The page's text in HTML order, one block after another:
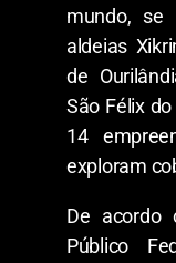
mundo, se
aldeias
de
São Félix
14
exploram
De acordo
Público